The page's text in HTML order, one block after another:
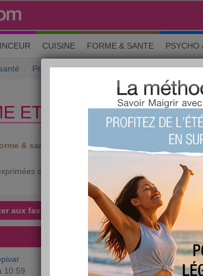
CUISINE FORME & SANTE PSYCHO
Problèmes médicaux Arrêt tabac = Prise
ET SANTÉ ›
& santé Psycho & tests Grossesse
dans ce forum sont celles des membres
aux favoris signaler un abus
MESSAGE
10:59
Arrêt tabac =